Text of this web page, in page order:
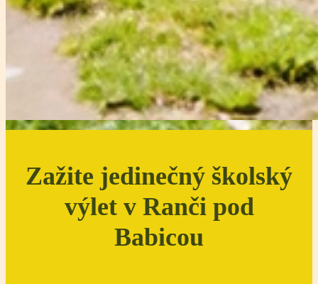
Zažite jedinečný školský
výlet v Ranči pod
Babicou